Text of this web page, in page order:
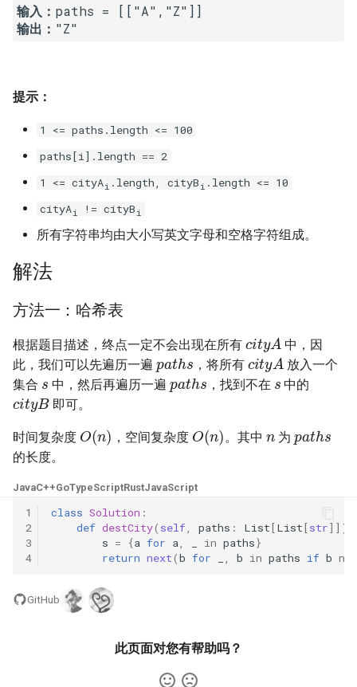
19. 正则表达式匹配
21. 调整数组顺序使奇数位于
偶数前面
22. 链表中倒数第 k 个节点
24. 反转链表
25. 合并两个排序的链表
26. 树的子结构
27. 二叉树的镜像
28. 对称的二叉树
29. 顺时针打印矩阵
30. 包含 min 函数的栈
31. 栈的压入、弹出序列
32.1. 从上到下打印二叉树
32.2. 从上到下打印二叉树 II
32.3. 从上到下打印二叉树 III
符串
18. 有效的回文
20. 回文子字符串的个数
21. 删除链表的倒数第 n 个结
点
22. 链表中环的入口节点
23. 两个链表的第一个重合节
点
24. 反转链表
25. 链表中的两数相加
27. 回文链表
28. 展平多级双向链表
29. 排序的循环链表
3.1. 三合一
3.3. 堆盘子
3.4. 化栈为队
3.5. 栈排序
3.6. 动物收容所
4.1. 节点间通路
4.2. 最小高度树
4.3. 特定深度节点链表
4.4. 检查平衡性
4.6. 后继者
4.9. 二叉搜索树序列
4.12. 求和路径
输入：
输出：
提示：
1 <= paths.length <= 100
paths[i].length == 2
1 <= cityAi .length, cityB i .length <= 10
cityAi != cityB i
所有字符串均由大小写英文字母和空格字符组成。
解法
方法一：哈希表
根据题目描述，终点一定不会出现在所有
cityA
中，因
此，我们可以先遍历一遍
paths
，将所有
cityA
放入一个
集合
s
中，然后再遍历一遍
paths
，找到不在
s
中的
cityB
即可。
时间复杂度
O ( n)
，空间复杂度
O ( n)
。其中 为
的长度。
JavaC++GoTypeScriptRustJavaScript
1
2
3
4
class Solution :
def destCity( self, paths : List[List[str]])
s = {a for a, in paths}
return next(b for , b in paths if b not
GitHub
此页面对您有帮助吗？